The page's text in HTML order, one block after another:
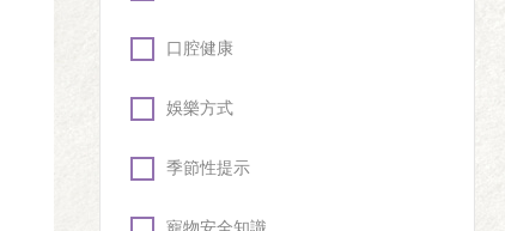
口腔健康
娛樂方式
季節性提示